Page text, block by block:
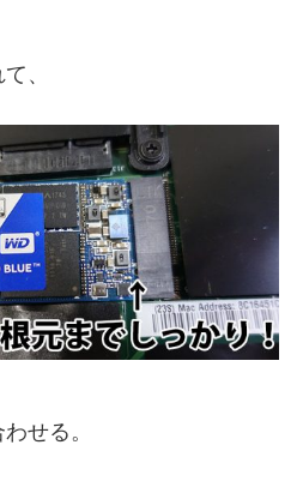
、
せる。